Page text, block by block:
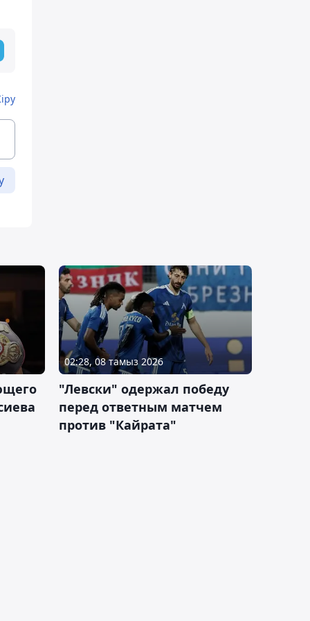
02:28, 08 тамыз 2026
"Левски" одержал победу
перед ответным матчем
против "Кайрата"